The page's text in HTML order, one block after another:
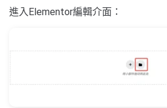
進入Elementor編輯介面：